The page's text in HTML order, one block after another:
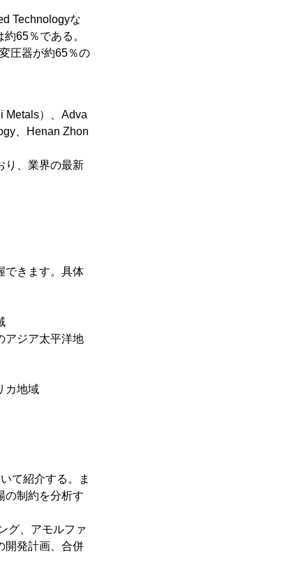
Technologyな
65％である。
圧器が約65％の
Metals）、Adva
、Henan Zhon
り、業界の最新
できます。具体
アジア太平洋地
カ地域
て紹介する。ま
の制約を分析す
グ、アモルファ
開発計画、合併